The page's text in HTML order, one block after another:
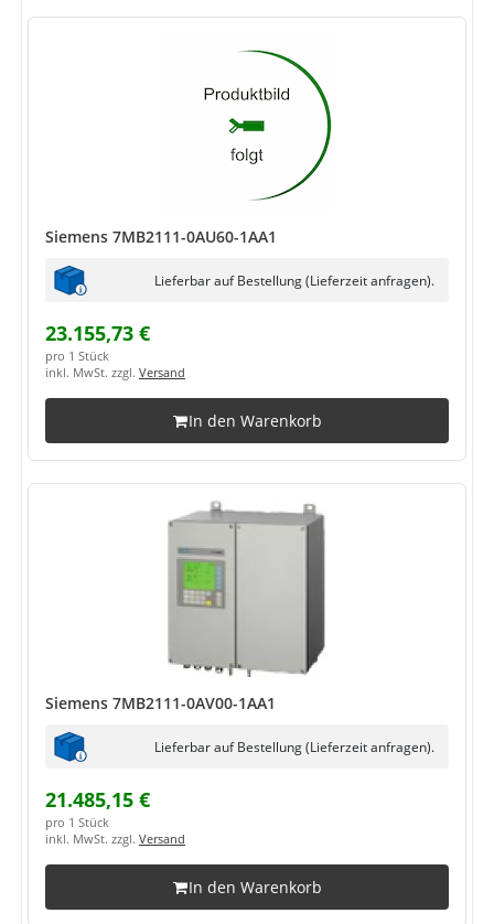
Siemens 7MB2111-0AU60-1AA1
Lieferbar auf Bestellung (Lieferzeit anfragen).
23.155,73 €
pro 1 Stück
inkl. MwSt. zzgl. Versand
In den Warenkorb
Siemens 7MB2111-0AV00-1AA1
Lieferbar auf Bestellung (Lieferzeit anfragen).
21.485,15 €
pro 1 Stück
inkl. MwSt. zzgl. Versand
In den Warenkorb